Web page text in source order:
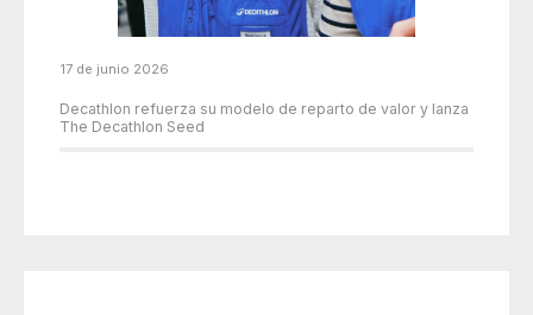
17 de junio 2026
Decathlon refuerza su modelo de reparto de valor y lanza
The Decathlon Seed